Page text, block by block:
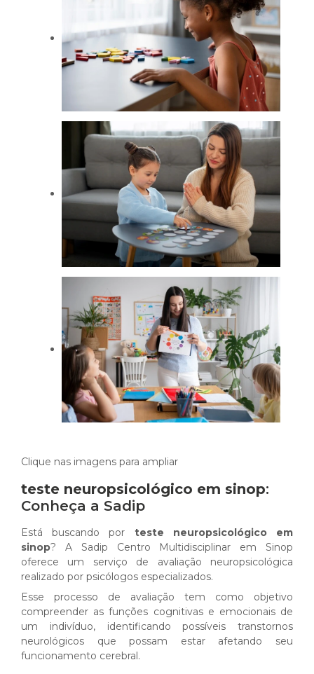
Clique nas imagens para ampliar
teste neuropsicológico em sinop:
Conheça a Sadip
Está buscando por teste neuropsicológico em
sinop? A Sadip Centro Multidisciplinar em Sinop
oferece um serviço de avaliação neuropsicológica
realizado por psicólogos especializados.
Esse processo de avaliação tem como objetivo
compreender as funções cognitivas e emocionais de
um indivíduo, identificando possíveis transtornos
neurológicos que possam estar afetando seu
funcionamento cerebral.